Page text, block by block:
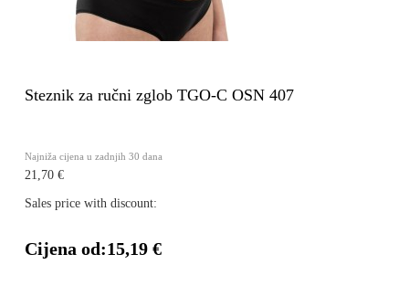
Steznik za ručni zglob TGO-C OSN 407
Najniža cijena u zadnjih 30 dana
21,70 €
Sales price with discount:
Cijena od:15,19 €